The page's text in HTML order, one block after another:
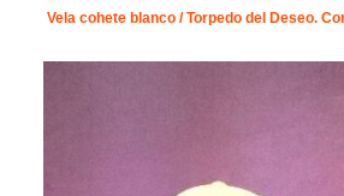
Vela cohete blanco / Torpedo del Deseo.